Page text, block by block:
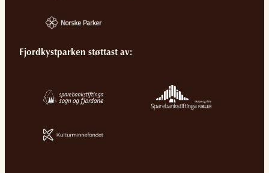
Fjordkystparken støttast av: